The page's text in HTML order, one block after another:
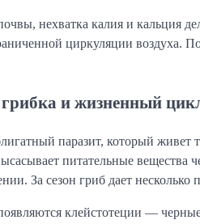
нехватка калия и кальция
циркуляции воздуха.
и жизненный
паразит, который живет
питательные вещества
За сезон гриб дает
клейстотеции —